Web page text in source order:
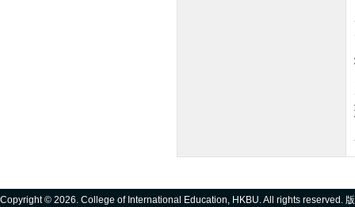
Copyright © 2026. College of International Education, HKBU. All rights reserved.